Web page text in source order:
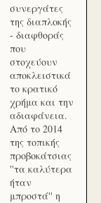
συνεργάτες
της διαπλοκής
- διαφθοράς
που
στοχεύουν
αποκλειστικά
το κρατικό
χρήμα και την
αδιαφάνεια.
Από το 2014
της τοπικής
προβοκάτσιας
''τα καλύτερα
ήταν
μπροστά'' η